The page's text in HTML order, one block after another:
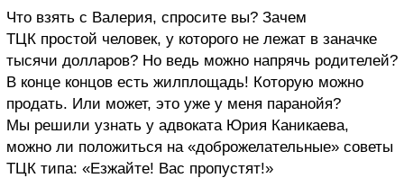
Что взять с Валерия, спросите вы? Зачем
ТЦК простой человек, у которого не лежат в заначке
тысячи долларов? Но ведь можно напрячь родителей?
В конце концов есть жилплощадь! Которую можно
продать. Или может, это уже у меня паранойя?
Мы решили узнать у адвоката Юрия Каникаева,
можно ли положиться на «доброжелательные» советы
ТЦК типа: «Езжайте! Вас пропустят!»